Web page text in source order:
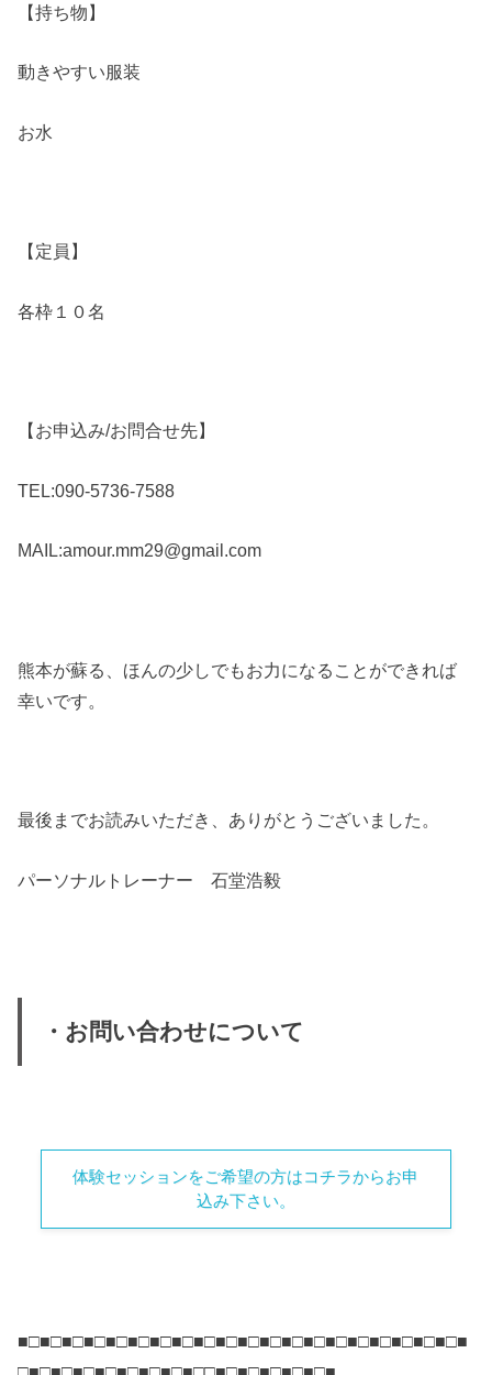
【持ち物】
動きやすい服装
お水
【定員】
各枠１０名
【お申込み/お問合せ先】
TEL:090-5736-7588
MAIL:amour.mm29@gmail.com
熊本が蘇る、ほんの少しでもお力になることができれば
幸いです。
最後までお読みいただき、ありがとうございました。
パーソナルトレーナー 石堂浩毅
・お問い合わせについて
体験セッションをご希望の方はコチラからお申
込み下さい。
■□■□■□■□■□■□■□■□■□■□■□■□■□■□■□■□■□■□■□■□■